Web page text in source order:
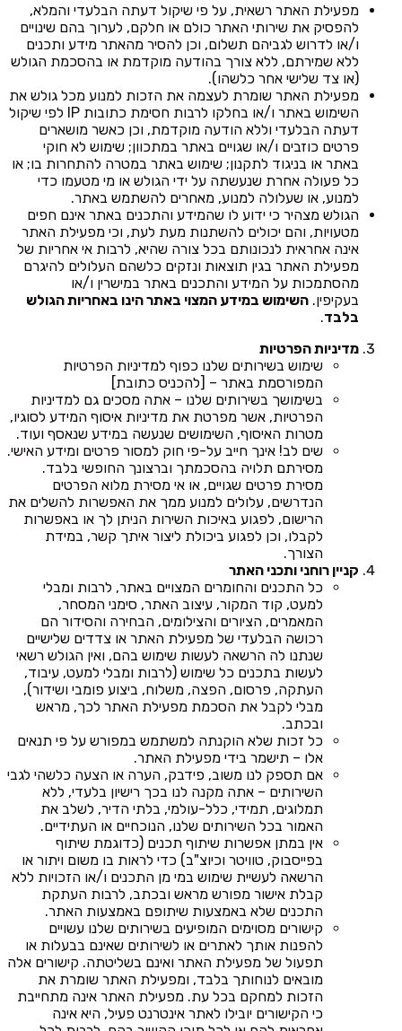
מפעילת האתר רשאית, על פי שיקול דעתה הבלעדי והמלא,
להפסיק את שירותי האתר כולם או חלקם, לערוך בהם שינויים
ו/או לדרוש לגביהם תשלום, וכן להסיר מהאתר מידע ותכנים
ללא שמירתם, ללא צורך בהודעה מוקדמת או בהסכמת הגולש
(או צד שלישי אחר כלשהו).
מפעילת האתר שומרת לעצמה את הזכות למנוע מכל גולש את
השימוש באתר ו/או בחלקו לרבות חסימת כתובות IP לפי שיקול
דעתה הבלעדי וללא הודעה מוקדמת, וכן כאשר מושארים
פרטים כוזבים ו/או שגויים באתר במתכוון; שימוש לא חוקי
באתר או בניגוד לתקנון; שימוש באתר במטרה להתחרות בו; או
כל פעולה אחרת שנעשתה על ידי הגולש או מי מטעמו כדי
למנוע, או שעלולה למנוע, מאחרים להשתמש באתר.
הגולש מצהיר כי ידוע לו שהמידע והתכנים באתר אינם חפים
מטעויות, והם יכולים להשתנות מעת לעת, וכי מפעילת האתר
אינה אחראית לנכונותם בכל צורה שהיא, לרבות אי אחריות של
מפעילת האתר בגין תוצאות ונזקים כלשהם העלולים להיגרם
מהסתמכות על המידע והתכנים באתר במישרין ו/או
בעקיפין. השימוש במידע המצוי באתר הינו באחריות הגולש
בלבד.
מדיניות הפרטיות
שימוש בשירותים שלנו כפוף למדיניות הפרטיות
המפורסמת באתר – [להכניס כתובת]
בשימושך בשירותים שלנו – אתה מסכים גם למדיניות
הפרטיות, אשר מפרטת את מדיניות איסוף המידע לסוגיו,
מטרות האיסוף, השימושים שנעשה במידע שנאסף ועוד.
שים לב! אינך חייב על-פי חוק למסור פרטים ומידע האישי.
מסירתם תלויה בהסכמתך וברצונך החופשי בלבד.
מסירת פרטים שגויים, או אי מסירת מלוא הפרטים
הנדרשים, עלולים למנוע ממך את האפשרות להשלים את
הרישום, לפגוע באיכות השירות הניתן לך או באפשרות
לקבלו, וכן לפגוע ביכולת ליצור איתך קשר, במידת
הצורך.
קניין רוחני ותכני האתר
כל התכנים והחומרים המצויים באתר, לרבות ומבלי
למעט, קוד המקור, עיצוב האתר, סימני המסחר,
המאמרים, הציורים והצילומים, הבחירה והסידור הם
רכושה הבלעדי של מפעילת האתר או צדדים שלישיים
שנתנו לה הרשאה לעשות שימוש בהם, ואין הגולש רשאי
לעשות בתכנים כל שימוש (לרבות ומבלי למעט, עיבוד,
העתקה, פרסום, הפצה, משלוח, ביצוע פומבי ושידור),
מבלי לקבל את הסכמת מפעילת האתר לכך, מראש
ובכתב.
כל זכות שלא הוקנתה למשתמש במפורש על פי תנאים
אלו – תישמר בידי מפעילת האתר.
אם תספק לנו משוב, פידבק, הערה או הצעה כלשהי לגבי
השירותים – אתה מקנה לנו בכך רישיון בלעדי, ללא
תמלוגים, תמידי, כלל-עולמי, בלתי הדיר, לשלב את
האמור בכל השירותים שלנו, הנוכחיים או העתידיים.
אין במתן אפשרות שיתוף תכנים (כדוגמת שיתוף
בפייסבוק, טוויטר וכיוצ"ב) כדי לראות בו משום ויתור או
הרשאה לעשיית שימוש במי מן התכנים ו/או הזכויות ללא
קבלת אישור מפורש מראש ובכתב, לרבות העתקת
התכנים שלא באמצעות שיתופם באמצעות האתר.
קישורים מסוימים המופיעים בשירותים שלנו עשויים
להפנות אותך לאתרים או לשירותים שאינם בבעלות או
תפעול של מפעילת האתר ואינם בשליטתה. קישורים אלה
מובאים לנוחותך בלבד, ומפעילת האתר שומרת את
הזכות למחקם בכל עת. מפעילת האתר אינה מתחייבת
כי הקישורים יובילו לאתר אינטרנט פעיל, היא אינה